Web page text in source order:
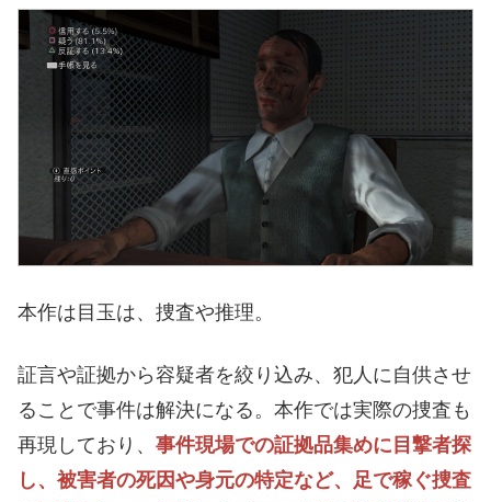
本作は目玉は、捜査や推理。
証言や証拠から容疑者を絞り込み、犯人に自供させ
ることで事件は解決になる。本作では実際の捜査も
再現しており、 事件現場での証拠品集めに目撃者探
し、被害者の死因や身元の特定など、足で稼ぐ捜査